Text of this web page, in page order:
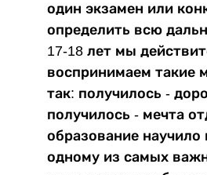
один экзамен или
определить всю
17-18 лет мы
воспринимаем такие
так: получилось -
получилось - мечта
образование
одному из самых